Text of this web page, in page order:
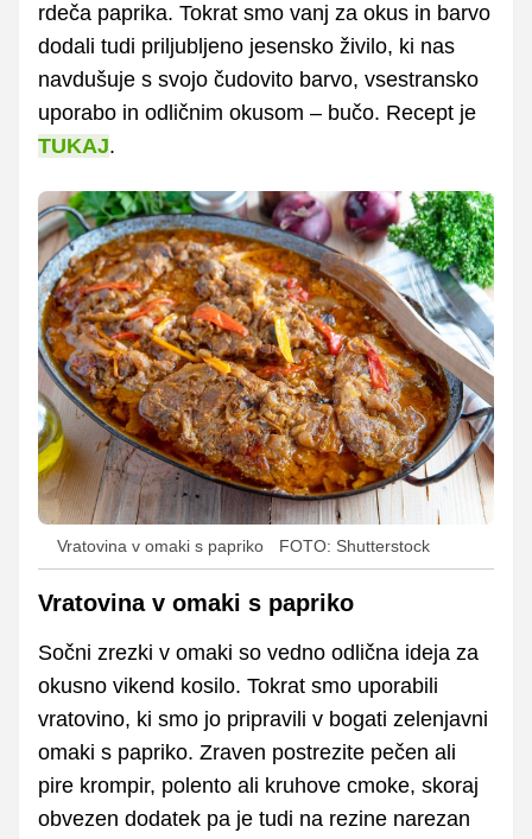
rdeča paprika. Tokrat smo vanj za okus in barvo
dodali tudi priljubljeno jesensko živilo, ki nas
navdušuje s svojo čudovito barvo, vsestransko
uporabo in odličnim okusom – bučo. Recept je
TUKAJ.
Vratovina v omaki s papriko FOTO: Shutterstock
Vratovina v omaki s papriko
Sočni zrezki v omaki so vedno odlična ideja za
okusno vikend kosilo. Tokrat smo uporabili
vratovino, ki smo jo pripravili v bogati zelenjavni
omaki s papriko. Zraven postrezite pečen ali
pire krompir, polento ali kruhove cmoke, skoraj
obvezen dodatek pa je tudi na rezine narezan